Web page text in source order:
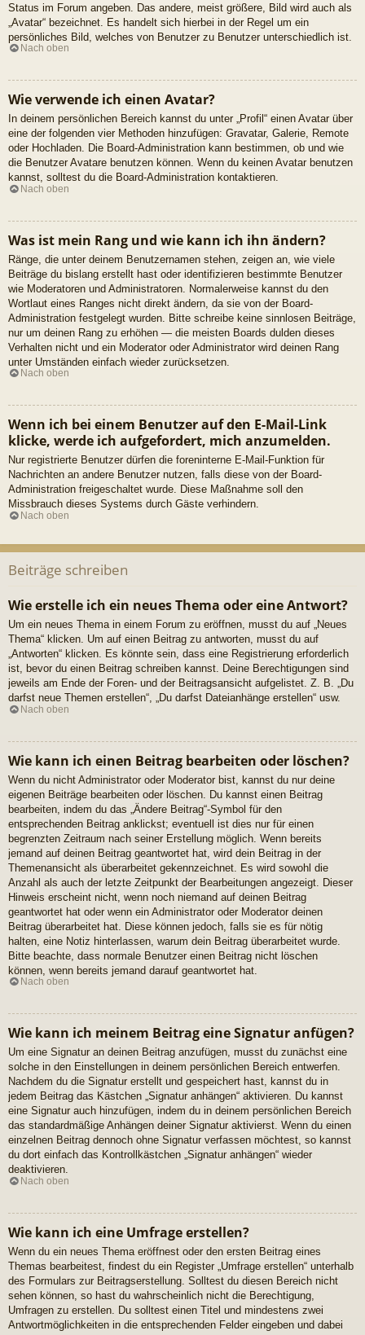
Status im Forum angeben. Das andere, meist größere, Bild wird auch als
„Avatar“ bezeichnet. Es handelt sich hierbei in der Regel um ein
persönliches Bild, welches von Benutzer zu Benutzer unterschiedlich ist.
Nach oben
Wie verwende ich einen Avatar?
In deinem persönlichen Bereich kannst du unter „Profil“ einen Avatar über
eine der folgenden vier Methoden hinzufügen: Gravatar, Galerie, Remote
oder Hochladen. Die Board-Administration kann bestimmen, ob und wie
die Benutzer Avatare benutzen können. Wenn du keinen Avatar benutzen
kannst, solltest du die Board-Administration kontaktieren.
Nach oben
Was ist mein Rang und wie kann ich ihn ändern?
Ränge, die unter deinem Benutzernamen stehen, zeigen an, wie viele
Beiträge du bislang erstellt hast oder identifizieren bestimmte Benutzer
wie Moderatoren und Administratoren. Normalerweise kannst du den
Wortlaut eines Ranges nicht direkt ändern, da sie von der Board-
Administration festgelegt wurden. Bitte schreibe keine sinnlosen Beiträge,
nur um deinen Rang zu erhöhen — die meisten Boards dulden dieses
Verhalten nicht und ein Moderator oder Administrator wird deinen Rang
unter Umständen einfach wieder zurücksetzen.
Nach oben
Wenn ich bei einem Benutzer auf den E-Mail-Link
klicke, werde ich aufgefordert, mich anzumelden.
Nur registrierte Benutzer dürfen die foreninterne E-Mail-Funktion für
Nachrichten an andere Benutzer nutzen, falls diese von der Board-
Administration freigeschaltet wurde. Diese Maßnahme soll den
Missbrauch dieses Systems durch Gäste verhindern.
Nach oben
Beiträge schreiben
Wie erstelle ich ein neues Thema oder eine Antwort?
Um ein neues Thema in einem Forum zu eröffnen, musst du auf „Neues
Thema“ klicken. Um auf einen Beitrag zu antworten, musst du auf
„Antworten“ klicken. Es könnte sein, dass eine Registrierung erforderlich
ist, bevor du einen Beitrag schreiben kannst. Deine Berechtigungen sind
jeweils am Ende der Foren- und der Beitragsansicht aufgelistet. Z. B. „Du
darfst neue Themen erstellen“, „Du darfst Dateianhänge erstellen“ usw.
Nach oben
Wie kann ich einen Beitrag bearbeiten oder löschen?
Wenn du nicht Administrator oder Moderator bist, kannst du nur deine
eigenen Beiträge bearbeiten oder löschen. Du kannst einen Beitrag
bearbeiten, indem du das „Ändere Beitrag“-Symbol für den
entsprechenden Beitrag anklickst; eventuell ist dies nur für einen
begrenzten Zeitraum nach seiner Erstellung möglich. Wenn bereits
jemand auf deinen Beitrag geantwortet hat, wird dein Beitrag in der
Themenansicht als überarbeitet gekennzeichnet. Es wird sowohl die
Anzahl als auch der letzte Zeitpunkt der Bearbeitungen angezeigt. Dieser
Hinweis erscheint nicht, wenn noch niemand auf deinen Beitrag
geantwortet hat oder wenn ein Administrator oder Moderator deinen
Beitrag überarbeitet hat. Diese können jedoch, falls sie es für nötig
halten, eine Notiz hinterlassen, warum dein Beitrag überarbeitet wurde.
Bitte beachte, dass normale Benutzer einen Beitrag nicht löschen
können, wenn bereits jemand darauf geantwortet hat.
Nach oben
Wie kann ich meinem Beitrag eine Signatur anfügen?
Um eine Signatur an deinen Beitrag anzufügen, musst du zunächst eine
solche in den Einstellungen in deinem persönlichen Bereich entwerfen.
Nachdem du die Signatur erstellt und gespeichert hast, kannst du in
jedem Beitrag das Kästchen „Signatur anhängen“ aktivieren. Du kannst
eine Signatur auch hinzufügen, indem du in deinem persönlichen Bereich
das standardmäßige Anhängen deiner Signatur aktivierst. Wenn du einen
einzelnen Beitrag dennoch ohne Signatur verfassen möchtest, so kannst
du dort einfach das Kontrollkästchen „Signatur anhängen“ wieder
deaktivieren.
Nach oben
Wie kann ich eine Umfrage erstellen?
Wenn du ein neues Thema eröffnest oder den ersten Beitrag eines
Themas bearbeitest, findest du ein Register „Umfrage erstellen“ unterhalb
des Formulars zur Beitragserstellung. Solltest du diesen Bereich nicht
sehen können, so hast du wahrscheinlich nicht die Berechtigung,
Umfragen zu erstellen. Du solltest einen Titel und mindestens zwei
Antwortmöglichkeiten in die entsprechenden Felder eingeben und dabei